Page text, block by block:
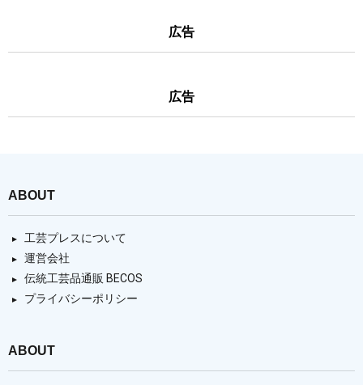
広告
広告
ABOUT
工芸プレスについて
運営会社
伝統工芸品通販 BECOS
プライバシーポリシー
ABOUT